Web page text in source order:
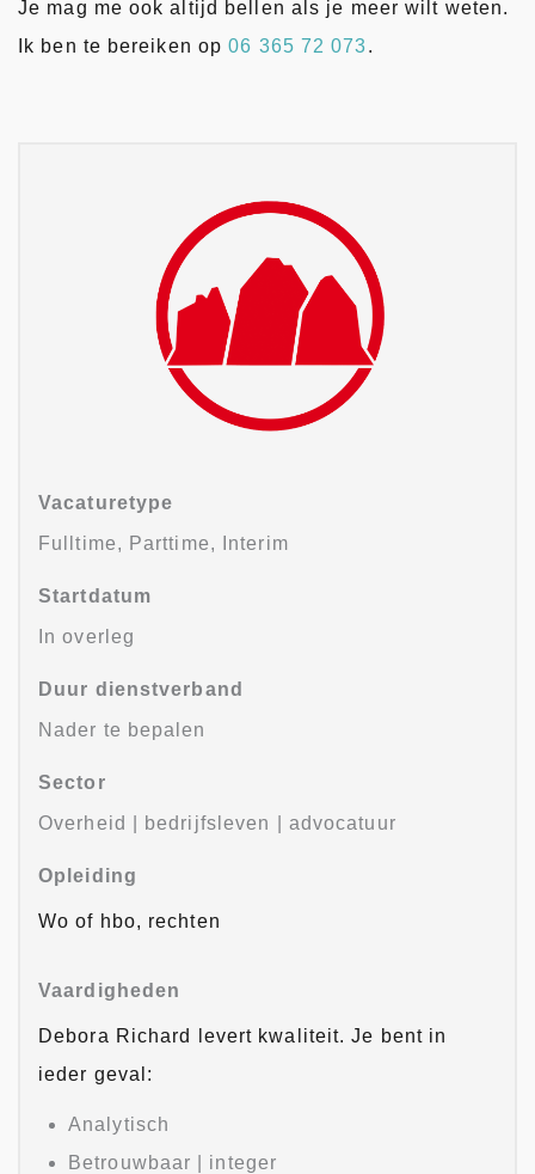
Je mag me ook altijd bellen als je meer wilt weten.
Ik ben te bereiken op06 365 72 073.
Vacaturetype
Fulltime, Parttime, Interim
Startdatum
In overleg
Duur dienstverband
Nader te bepalen
Sector
Overheid | bedrijfsleven | advocatuur
Opleiding
Wo of hbo, rechten
Vaardigheden
Debora Richard levert kwaliteit. Je bent in
ieder geval:
Analytisch
Betrouwbaar | integer